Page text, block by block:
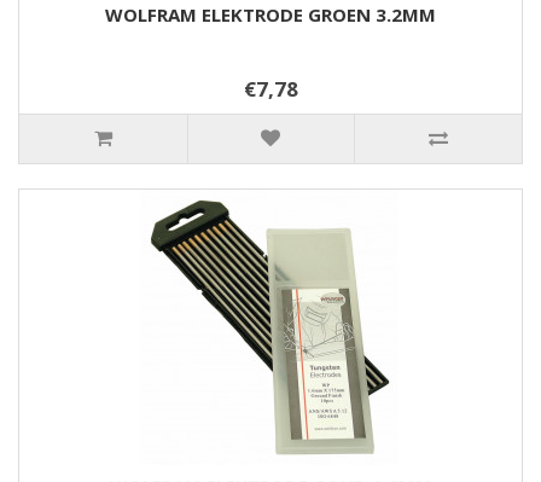
WOLFRAM ELEKTRODE GROEN 3.2MM
€7,78